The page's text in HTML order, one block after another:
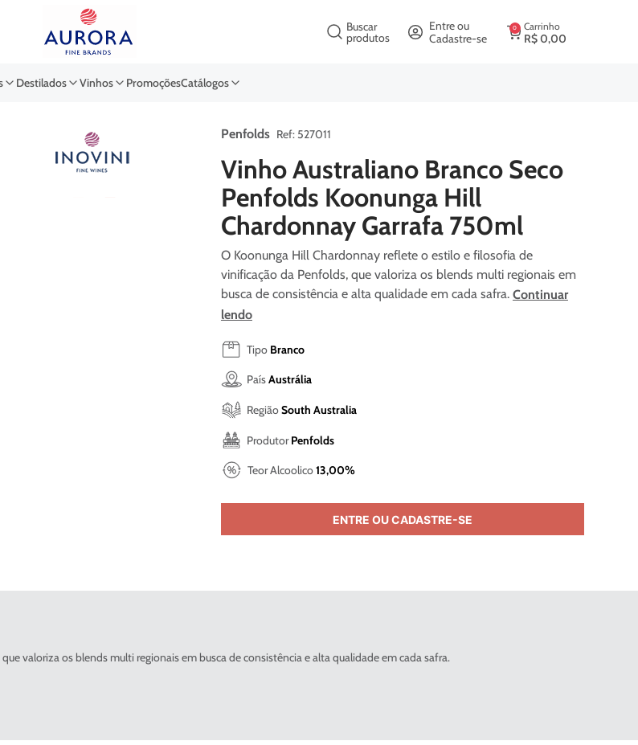
Buscar
produtos
Entre ou
Cadastre-se
Carrinho
R$0,00
0
Destilados Vinhos PromoçõesCatálogos
Penfolds : 527011
Vinho Australiano Branco Seco
Penfolds Koonunga Hill
Chardonnay Garrafa 750ml
O Koonunga Hill Chardonnay reflete o estilo e filosofia de
vinificação da Penfolds, que valoriza os blends multi regionais em
busca de consistência e alta qualidade em cada safra. Continuar
lendo
Tipo Branco
PaísAustrália
RegiãoSouth Australia
Produtor Penfolds
Teor Alcoolico13,00%
ENTRE OU CADASTRE-SE
valoriza os blends multi regionais em busca de consistência e alta qualidade em cada safra.